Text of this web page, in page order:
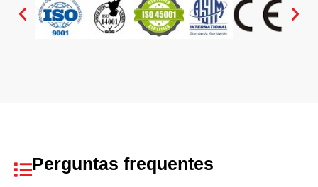
Perguntas frequentes